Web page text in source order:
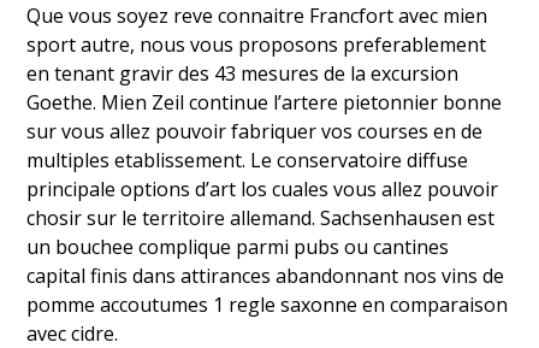
Que vous soyez reve connaitre Francfort avec mien
sport autre, nous vous proposons preferablement
en tenant gravir des 43 mesures de la excursion
Goethe. Mien Zeil continue l’artere pietonnier bonne
sur vous allez pouvoir fabriquer vos courses en de
multiples etablissement. Le conservatoire diffuse
principale options d’art los cuales vous allez pouvoir
chosir sur le territoire allemand. Sachsenhausen est
un bouchee complique parmi pubs ou cantines
capital finis dans attirances abandonnant nos vins de
pomme accoutumes 1 regle saxonne en comparaison
avec cidre.